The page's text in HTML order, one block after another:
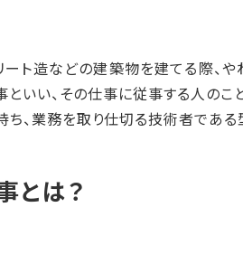
ート造などの建築物を建てる際、
といい、その仕事に従事する人の
ち、業務を取り仕切る技術者であ
とは？